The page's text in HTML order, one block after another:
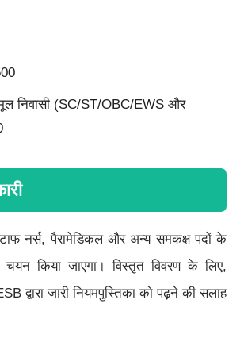
निवासी (SC/ST/OBC/EWS और
नर्स, पैरामेडिकल और अन्य समकक्ष पदों के
चयन किया जाएगा। विस्तृत विवरण के लिए,
द्वारा जारी नियमपुस्तिका को पढ़ने की सलाह